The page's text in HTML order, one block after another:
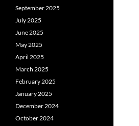
September 2025
July 2025
June 2025
May 2025
April 2025
March 2025
February 2025
January 2025
December 2024
October 2024